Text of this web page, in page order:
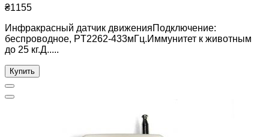
₴1155
Инфракрасный датчик движенияПодключение:
беспроводное, PT2262-433мГц.Иммунитет к животным
до 25 кг.Д.....
Купить